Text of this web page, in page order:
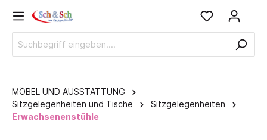
MÖBEL UND AUSSTATTUNG
Sitzgelegenheiten und Tische
Sitzgelegenheiten
Erwachsenenstühle